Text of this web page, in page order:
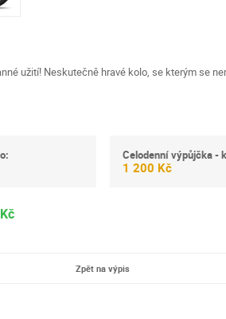
užití! Neskutečně hravé kolo, se kterým se
Celodenní výpůjčka -
1 200 Kč
Zpět na výpis